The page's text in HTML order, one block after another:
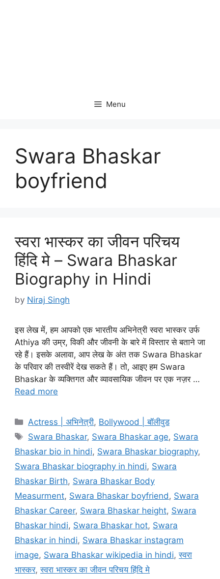
Menu
Swara Bhaskar
boyfriend
स्वरा भास्कर का जीवन परिचय
हिंदि मे – Swara Bhaskar
Biography in Hindi
by Niraj Singh
इस लेख में, हम आपको एक भारतीय अभिनेत्री स्वरा भास्कर उर्फ
Athiya की उम्र, विकी और जीवनी के बारे में विस्तार से बताने जा
रहे हैं। इसके अलावा, आप लेख के अंत तक Swara Bhaskar
के परिवार की तस्वीरें देख सकते हैं। तो, आइए हम Swara
Bhaskar के व्यक्तिगत और व्यावसायिक जीवन पर एक नज़र …
Read more
Categories
Actress | अभिनेत्री, Bollywood | बॉलीवुड
Tags
Swara Bhaskar, Swara Bhaskar age, Swara
Bhaskar bio in hindi, Swara Bhaskar biography,
Swara Bhaskar biography in hindi, Swara
Bhaskar Birth, Swara Bhaskar Body
Measurment, Swara Bhaskar boyfriend, Swara
Bhaskar Career, Swara Bhaskar height, Swara
Bhaskar hindi, Swara Bhaskar hot, Swara
Bhaskar in hindi, Swara Bhaskar instagram
image, Swara Bhaskar wikipedia in hindi,स्वरा
भास्कर,स्वरा भास्कर का जीवन परिचय हिंदि मे